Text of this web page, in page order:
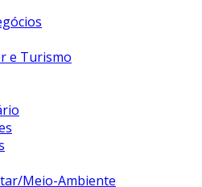
e Turismo
Meio-Ambiente